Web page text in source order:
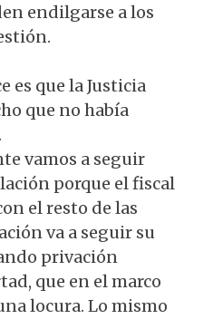
endilgarse a los
es que la Justicia
que no había
vamos a seguir
porque el fiscal
el resto de las
va a seguir su
privación
que en el marco
locura. Lo mismo